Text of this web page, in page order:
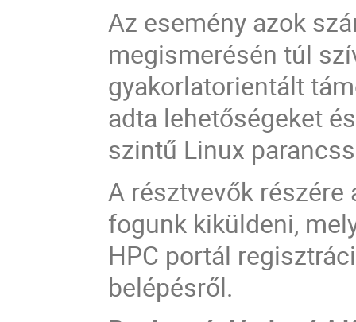
Az esemény azok
megismerésén túl
gyakorlatorientált
adta lehetőségeket és
szintű Linux
A résztvevők
fogunk kiküldeni,
HPC portál
belépésről.